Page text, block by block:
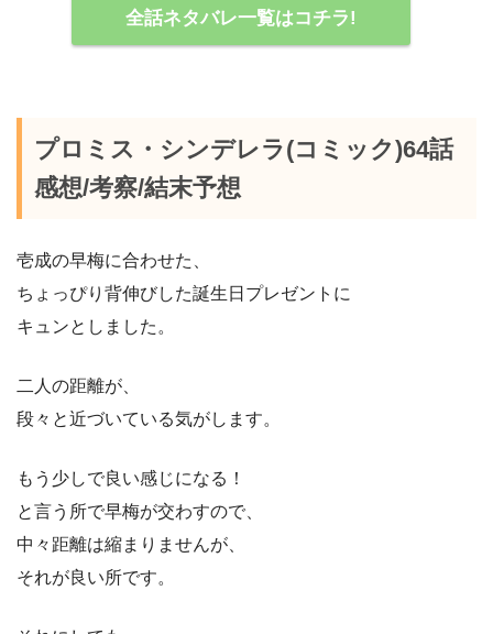
全話ネタバレ一覧はコチラ!
プロミス・シンデレラ(コミック)64話
感想/考察/結末予想
壱成の早梅に合わせた、
ちょっぴり背伸びした誕生日プレゼントに
キュンとしました。
二人の距離が、
段々と近づいている気がします。
もう少しで良い感じになる！
と言う所で早梅が交わすので、
中々距離は縮まりませんが、
それが良い所です。